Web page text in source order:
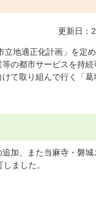
更新日：
地適正化計画」を定
の都市サービスを持続
て取り組んで行く「葛
加、また当麻寺・磐
ました。